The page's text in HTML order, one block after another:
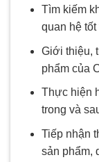
Tìm kiếm
quan hệ
Giới thiệu,
phẩm của
Thực hiện
trong và
Tiếp nhận
sản phẩm,